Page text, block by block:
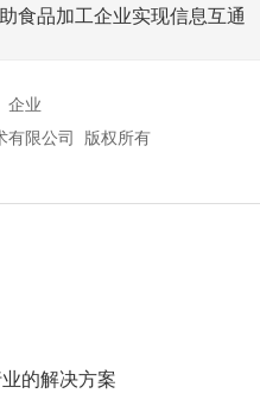
食品加工企业实现信息互通
企业
有限公司 版权所有
的解决方案